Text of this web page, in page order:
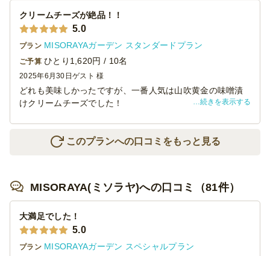
クリームチーズが絶品！！
5.0
プラン MISORAYAガーデン スタンダードプラン
ご予算 ひとり1,620円 / 10名
2025年6月30日 ゲスト 様
どれも美味しかったですが、一番人気は山吹黄金の味噌漬
けクリームチーズでした！
またリピートしたいと思います。
続きを表示する
このプランへの口コミをもっと見る
MISORAYA(ミソラヤ)への口コミ（81件）
大満足でした！
5.0
プラン MISORAYAガーデン スペシャルプラン